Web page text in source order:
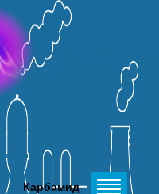
Карбамид